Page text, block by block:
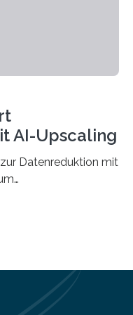
AI-Upscaling
Datenreduktion mit
für
gezielten
in schwierigen